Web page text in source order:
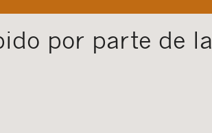
por parte de la